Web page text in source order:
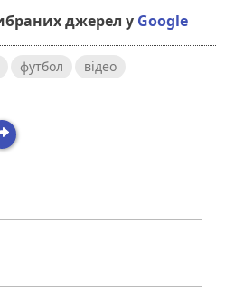
джерел у Google
футбол
відео